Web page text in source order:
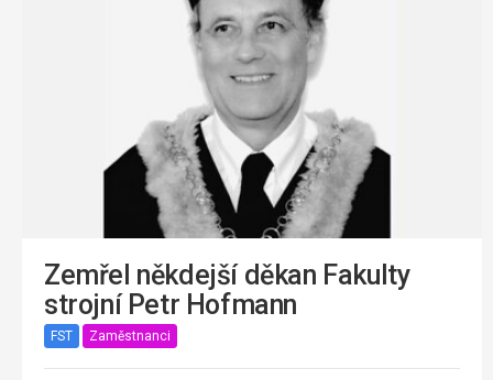
Zemřel někdejší děkan Fakulty
strojní Petr Hofmann
FST Zaměstnanci